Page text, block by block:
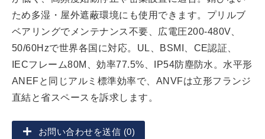
ため多湿・屋外遮蔽環境にも使用できます。プリルブ
ベアリングでメンテナンス不要、広電圧200-480V、
50/60Hzで世界各国に対応。UL、BSMI、CE認証、
IECフレーム80M、効率77.5%、IP54防塵防水。水平形
ANEFと同じアルミ標準効率で、ANVFは立形フランジ
直結と省スペースを訴求します。
お問い合わせを送信 (0)